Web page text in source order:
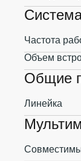
Частота
Объем
Общие
Линейка